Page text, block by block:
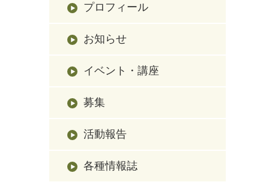
プロフィール
お知らせ
イベント・講座
募集
活動報告
各種情報誌